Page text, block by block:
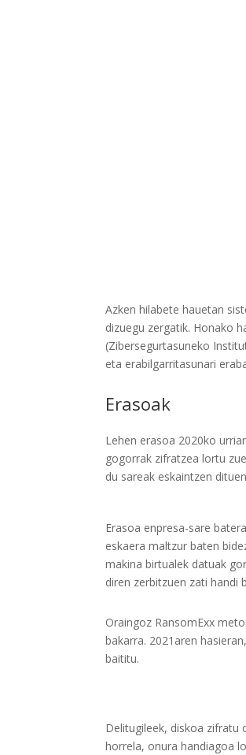
Azken hilabete hauetan
dizuegu zergatik. Honako
(Zibersegurtasuneko
eta erabilgarritasunari
Erasoak
Lehen erasoa 2020ko
gogorrak zifratzea lortu
du sareak eskaintzen
Erasoa enpresa-sare
eskaera maltzur baten
makina birtualek datuak
diren zerbitzuen zati handi
Oraingoz RansomExx
bakarra. 2021aren
baititu.
Delitugileek, diskoa zifratu
horrela, onura handiagoa